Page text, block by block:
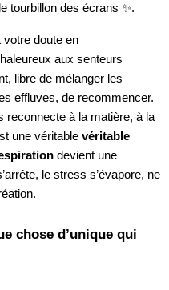
tourbillon des écrans ✨.
votre doute en
aux senteurs
libre de mélanger les
effluves, de recommencer.
reconnecte à la matière, à la
une véritable véritable
devient une
le stress s’évapore, ne
chose d’unique qui